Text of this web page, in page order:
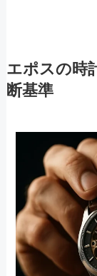
エポスの時
断基準